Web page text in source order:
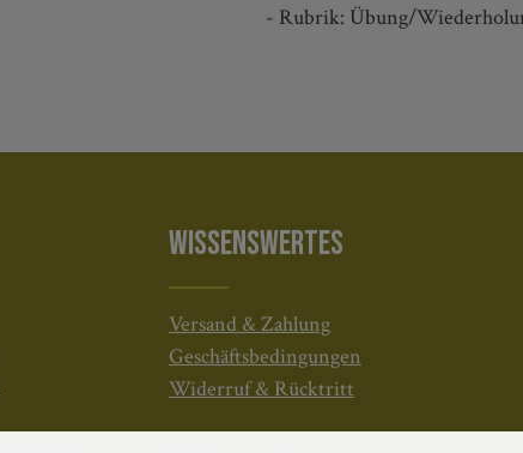
- Rubrik: Übung/
WISSENSWERTES
Versand & Zahlung
Geschäftsbedingungen
Widerruf & Rücktritt